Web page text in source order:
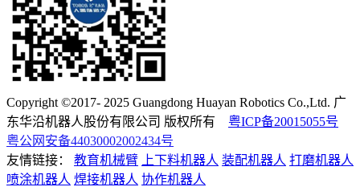
Copyright ©2017- 2025 Guangdong Huayan Robotics Co.,Ltd. 广
东华沿机器人股份有限公司 版权所有 粤ICP备20015055号
粤公网安备44030002002434号
友情链接：
教育机械臂 上下料机器人 装配机器人 打磨机器人
喷涂机器人 焊接机器人 协作机器人